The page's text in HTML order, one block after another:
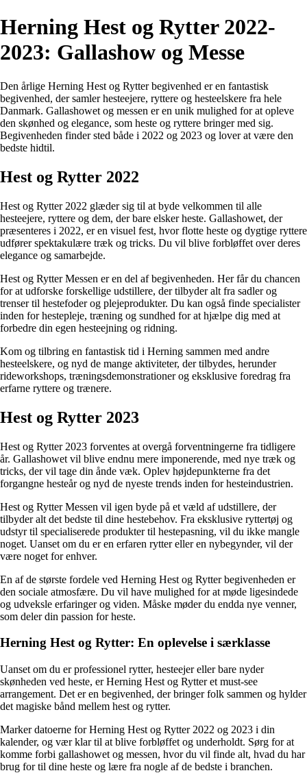
Herning Hest og Rytter 2022-
2023: Gallashow og Messe
Den årlige Herning Hest og Rytter begivenhed er en fantastisk
begivenhed, der samler hesteejere, ryttere og hesteelskere fra hele
Danmark. Gallashowet og messen er en unik mulighed for at opleve
den skønhed og elegance, som heste og ryttere bringer med sig.
Begivenheden finder sted både i 2022 og 2023 og lover at være den
bedste hidtil.
Hest og Rytter 2022
Hest og Rytter 2022 glæder sig til at byde velkommen til alle
hesteejere, ryttere og dem, der bare elsker heste. Gallashowet, der
præsenteres i 2022, er en visuel fest, hvor flotte heste og dygtige ryttere
udfører spektakulære træk og tricks. Du vil blive forbløffet over deres
elegance og samarbejde.
Hest og Rytter Messen er en del af begivenheden. Her får du chancen
for at udforske forskellige udstillere, der tilbyder alt fra sadler og
trenser til hestefoder og plejeprodukter. Du kan også finde specialister
inden for hestepleje, træning og sundhed for at hjælpe dig med at
forbedre din egen hesteejning og ridning.
Kom og tilbring en fantastisk tid i Herning sammen med andre
hesteelskere, og nyd de mange aktiviteter, der tilbydes, herunder
rideworkshops, træningsdemonstrationer og eksklusive foredrag fra
erfarne ryttere og trænere.
Hest og Rytter 2023
Hest og Rytter 2023 forventes at overgå forventningerne fra tidligere
år. Gallashowet vil blive endnu mere imponerende, med nye træk og
tricks, der vil tage din ånde væk. Oplev højdepunkterne fra det
forgangne hesteår og nyd de nyeste trends inden for hesteindustrien.
Hest og Rytter Messen vil igen byde på et væld af udstillere, der
tilbyder alt det bedste til dine hestebehov. Fra eksklusive ryttertøj og
udstyr til specialiserede produkter til hestepasning, vil du ikke mangle
noget. Uanset om du er en erfaren rytter eller en nybegynder, vil der
være noget for enhver.
En af de største fordele ved Herning Hest og Rytter begivenheden er
den sociale atmosfære. Du vil have mulighed for at møde ligesindede
og udveksle erfaringer og viden. Måske møder du endda nye venner,
som deler din passion for heste.
Herning Hest og Rytter: En oplevelse i særklasse
Uanset om du er professionel rytter, hesteejer eller bare nyder
skønheden ved heste, er Herning Hest og Rytter et must-see
arrangement. Det er en begivenhed, der bringer folk sammen og hylder
det magiske bånd mellem hest og rytter.
Marker datoerne for Herning Hest og Rytter 2022 og 2023 i din
kalender, og vær klar til at blive forbløffet og underholdt. Sørg for at
komme forbi gallashowet og messen, hvor du vil finde alt, hvad du har
brug for til dine heste og lære fra nogle af de bedste i branchen.